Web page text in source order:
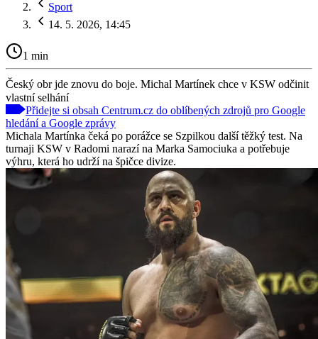
Sport
14. 5. 2026, 14:45
1 min
Český obr jde znovu do boje. Michal Martínek chce v KSW odčinit
vlastní selhání
Přidejte si obsah Centrum.cz do oblíbených zdrojů pro Google
hledání a Google zprávy
Michala Martínka čeká po porážce se Szpilkou další těžký test. Na
turnaji KSW v Radomi narazí na Marka Samociuka a potřebuje
výhru, která ho udrží na špičce divize.